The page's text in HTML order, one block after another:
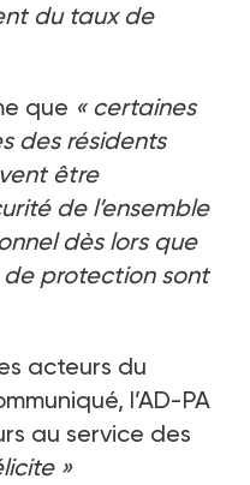
du taux de
que « certaines
des résidents
être
de l’ensemble
dès lors que
protection sont
acteurs du
l’AD-PA
au service des
»